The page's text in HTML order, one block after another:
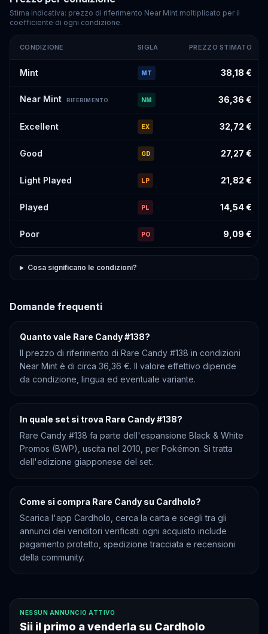
Stima indicativa: prezzo di riferimento Near Mint moltiplicato per il
coefficiente di ogni condizione.
#138per condizione
CONDIZIONE SIGLA PREZZO STIMATO
Mint MT 38,18 €
Near Mint RIFERIMENTO NM 36,36 €
Excellent EX 32,72 €
Good GD 27,27 €
Light Played LP 21,82 €
Played PL 14,54 €
Poor PO 9,09 €
Cosa significano le condizioni?
Domande frequenti
Quanto vale Rare Candy #138?
Il prezzo di riferimento di Rare Candy #138 in condizioni
Near Mint è di circa 36,36 €. Il valore effettivo dipende
da condizione, lingua ed eventuale variante.
In quale set si trova Rare Candy #138?
Rare Candy #138 fa parte dell'espansione Black & White
Promos (BWP), uscita nel 2010, per Pokémon. Si tratta
dell'edizione giapponese del set.
Come si compra Rare Candy su Cardholo?
Scarica l'app Cardholo, cerca la carta e scegli tra gli
annunci dei venditori verificati: ogni acquisto include
pagamento protetto, spedizione tracciata e recensioni
della community.
NESSUN ANNUNCIO ATTIVO
Sii il primo a venderla su Cardholo